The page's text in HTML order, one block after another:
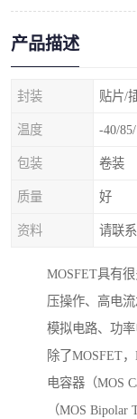
产品描述
封装 贴片/
温度 -40/
包装 卷装
质量 好
资料 请联
MOSFET具有
压操作、高电
模拟电路、功
除了MOSFET
电容器（MOS
（MOS Bipolar